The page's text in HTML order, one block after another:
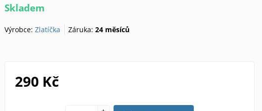
Skladem
Výrobce: Zlatíčka Záruka:24 měsíců
290 Kč